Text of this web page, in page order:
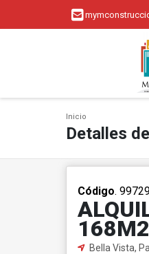
Inicio
Detalles
Código.
Bella Vista,